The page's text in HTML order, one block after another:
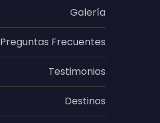
Galería
Preguntas Frecuentes
Testimonios
Destinos